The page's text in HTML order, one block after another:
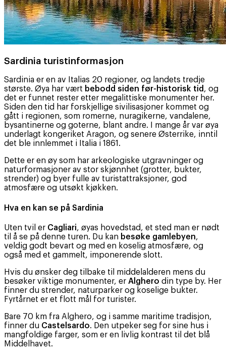
Sardinia turistinformasjon
Sardinia er en av Italias 20 regioner, og landets tredje
største. Øya har vært bebodd siden før-historisk tid , og
det er funnet rester etter megalittiske monumenter her.
Siden den tid har forskjellige sivilisasjoner kommet og
gått i regionen, som romerne, nuragikerne, vandalene,
bysantinerne og goterne, blant andre. I mange år var øya
underlagt kongeriket Aragon, og senere Østerrike, inntil
det ble innlemmet i Italia i 1861.
Dette er en øy som har arkeologiske utgravninger og
naturformasjoner av stor skjønnhet (grotter, bukter,
strender) og byer fulle av turistattraksjoner, god
atmosfære og utsøkt kjøkken.
Hva en kan se på Sardinia
Uten tvil er Cagliari, øyas hovedstad, et sted man er nødt
til å se på denne turen. Du kan besøke gamlebyen,
veldig godt bevart og med en koselig atmosfære, og
også med et gammelt, imponerende slott.
Hvis du ønsker deg tilbake til middelalderen mens du
besøker viktige monumenter, er Alghero din type by. Her
finner du strender, naturparker og koselige bukter.
Fyrtårnet er et flott mål for turister.
Bare 70 km fra Alghero, og i samme maritime tradisjon,
finner du Castelsardo. Den utpeker seg for sine hus i
mangfoldige farger, som er en livlig kontrast til det blå
Middelhavet.